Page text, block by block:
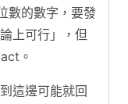
數的數字，要發
上可行」，但
。
這邊可能就回